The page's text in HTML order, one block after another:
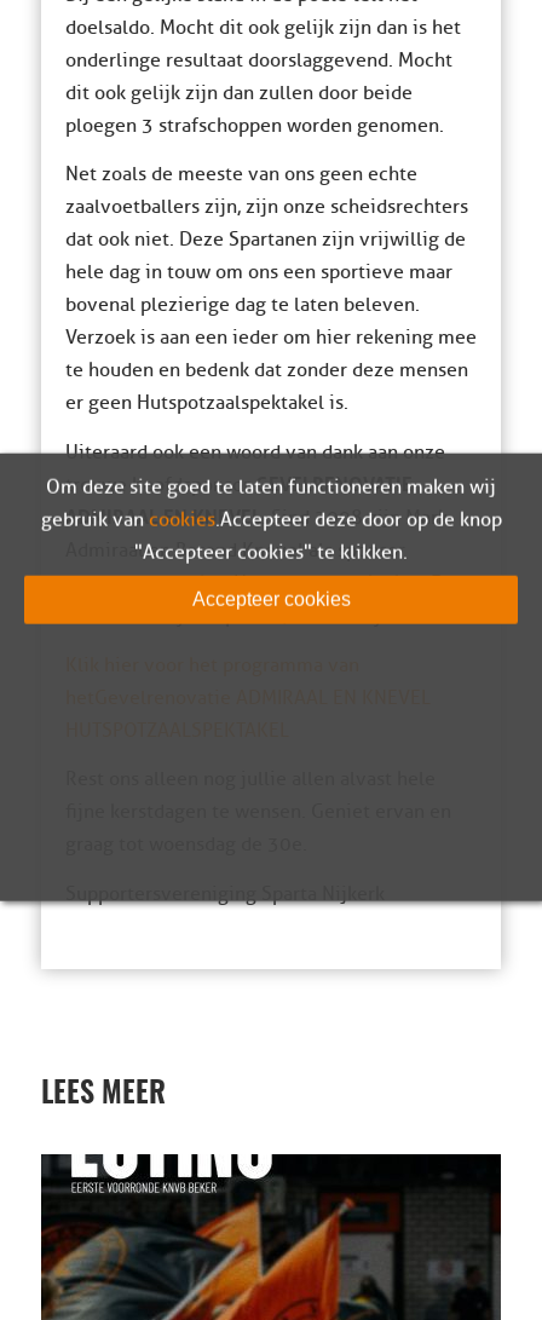
doelsaldo. Mocht dit ook gelijk zijn dan is het
onderlinge resultaat doorslaggevend. Mocht
dit ook gelijk zijn dan zullen door beide
ploegen 3 strafschoppen worden genomen.
Net zoals de meeste van ons geen echte
zaalvoetballers zijn, zijn onze scheidsrechters
dat ook niet. Deze Spartanen zijn vrijwillig de
hele dag in touw om ons een sportieve maar
bovenal plezierige dag te laten beleven.
Verzoek is aan een ieder om hier rekening mee
te houden en bedenk dat zonder deze mensen
er geen Hutspotzaalspektakel is.
Uiteraard ook een woord van dank aan onze
trouwe hoofdsponsorGEVELRENOVATIE
ADMIRAAL EN KNEVEL. Sind 2008 zijn Mark
Admiraal en Barend Knevel als sponsor
verbonden aan het Hutspotzaalspektakel. Een
trouwe en loyale sponsor, klasse Boys !!
LEES MEER
Om deze site goed te laten functioneren maken wij
gebruik van cookies. Accepteer deze door op de knop
"Accepteer cookies" te klikken.
Accepteer cookies